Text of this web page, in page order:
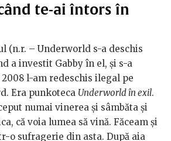
te-ai întors în
(n.r. – Underworld s-a deschis
a investit Gabby în el, şi s-a
l-am redeschis ilegal pe
Era punkoteca Underworld în exil.
numai vinerea şi sâmbăta şi
că voia lumea să vină. Făceam şi
o sufragerie din asta. După aia